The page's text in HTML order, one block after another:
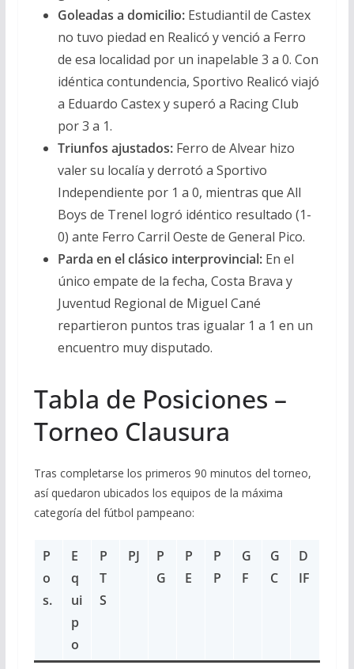
Goleadas a domicilio:Estudiantil de Castex
no tuvo piedad en Realicó y venció a Ferro
de esa localidad por un inapelable 3 a 0. Con
idéntica contundencia, Sportivo Realicó viajó
a Eduardo Castex y superó a Racing Club
por 3 a 1.
Triunfos ajustados:Ferro de Alvear hizo
valer su localía y derrotó a Sportivo
Independiente por 1 a 0, mientras que All
Boys de Trenel logró idéntico resultado (1-
0) ante Ferro Carril Oeste de General Pico.
Parda en el clásico interprovincial:En el
único empate de la fecha, Costa Brava y
Juventud Regional de Miguel Cané
repartieron puntos tras igualar 1 a 1 en un
encuentro muy disputado.
Tabla de Posiciones –
Torneo Clausura
Tras completarse los primeros 90 minutos del torneo,
así quedaron ubicados los equipos de la máxima
categoría del fútbol pampeano:
P
o
s.
E
q
ui
p
o
P
T
S
PJ
P
G
P
E
P
P
G
F
G
C
D
IF